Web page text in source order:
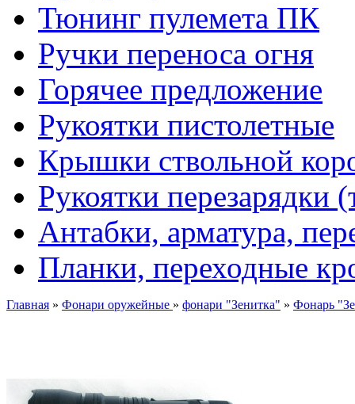
Тюнинг пулемета ПК
Ручки переноса огня
Горячее предложение
Рукоятки пистолетные
Крышки ствольной
Рукоятки перезарядки
Антабки, арматура,
Планки, переходные
Главная » Фонари оружейные » фонари "Зенитка" » Фонарь